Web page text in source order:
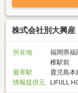
株式会社別大興
所在地
福岡県福
椎駅前
最寄駅
鹿児島本
情報提供元
LIFULL